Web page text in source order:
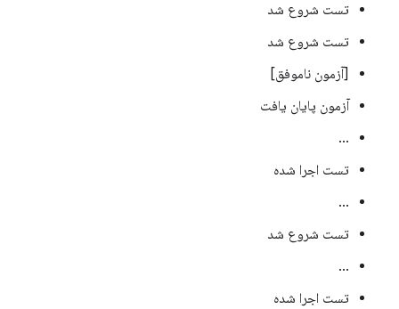
تست شروع شد
تست شروع شد
[آزمون ناموفق]
آزمون پایان یافت
...
تست اجرا شده
...
تست شروع شد
...
تست اجرا شده